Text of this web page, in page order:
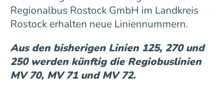
Regionalbus Rostock GmbH im Landkreis
Rostock erhalten neue Liniennummern.
Aus den bisherigen Linien 125, 270 und
250 werden künftig die Regiobuslinien
MV 70, MV 71 und MV 72.